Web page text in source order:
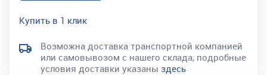
Купить в 1 клик
Возможна доставка транспортной компанией
или самовывозом с нашего склада, подробные
условия доставки указаны здесь